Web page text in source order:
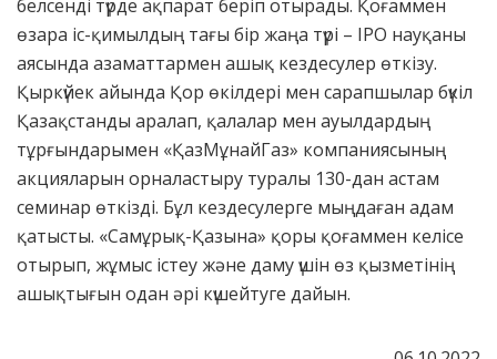
белсенді түрде ақпарат беріп отырады. Қоғаммен
өзара іс-қимылдың тағы бір жаңа түрі – IPO науқаны
аясында азаматтармен ашық кездесулер өткізу.
Қыркүйек айында Қор өкілдері мен сарапшылар бүкіл
Қазақстанды аралап, қалалар мен ауылдардың
тұрғындарымен «ҚазМұнайГаз» компаниясының
акцияларын орналастыру туралы 130-дан астам
семинар өткізді. Бұл кездесулерге мыңдаған адам
қатысты. «Самұрық-Қазына» қоры қоғаммен келісе
отырып, жұмыс істеу және даму үшін өз қызметінің
ашықтығын одан әрі күшейтуге дайын.